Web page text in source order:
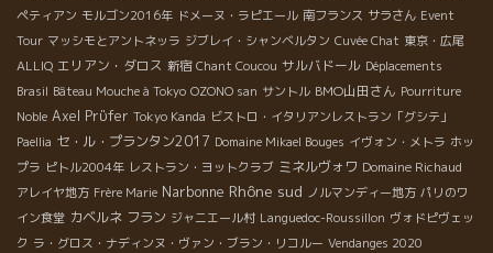
ペティアン モルゴン2016年 ドメーヌ・ラピエール 南フランス サラさん Event
Tour マッシモとアントネッラ ジブレイ・シャンベルタン Cuvée Chat 東京・広尾
ALLIQ エリアン・ダロス 新宿 Chant Coucou サルバドール Déplacements
Brasil Bâteau Mouche à Tokyo OZONO san サントル BMO山田さん Pourriture
Noble Axel Prϋfer Tokyo Kanda ビストロ・イタリアンレストラン「グシテ」
Paellia セ・ル・プランタン2017 Domaine Mikael Bouges イヴォン・メトラ ホッ
プラ ピトル2004年 レストラン・ヨットクラブ ミネルヴォワ Domaine Richaud
アレイヤ地方 Frère Marie Narbonne Rhône sud ノルマンディー地方 パリのワ
イン食堂 カベルネ フラン ジャニエール村 Languedoc-Roussillon ヴォドピヴェッ
ク ラ・グロス・ナディンヌ・ヴァン・ブラン・リコルー Vendanges 2020